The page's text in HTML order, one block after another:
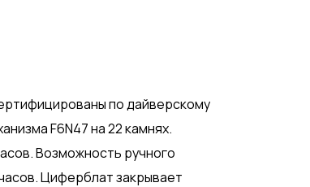
по дайверскому
F6N47 на 22 камнях.
Возможность ручного
Циферблат закрывает